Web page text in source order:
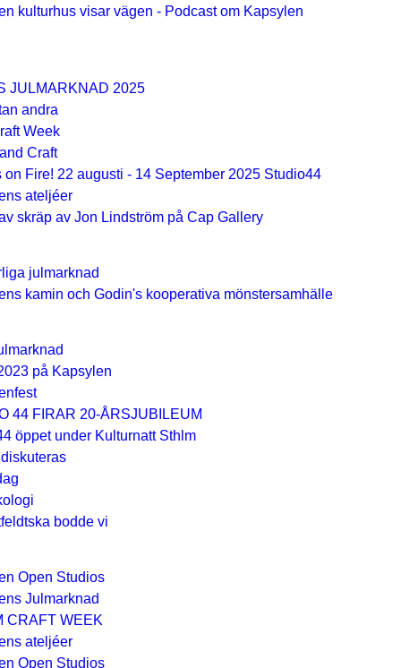
kulturhus visar vägen - Podcast om Kapsylen
JULMARKNAD 2025
andra
Week
Craft
on Fire! 22 augusti - 14 September 2025 Studio44
ateljéer
skräp av Jon Lindström på Cap Gallery
julmarknad
kamin och Godin's kooperativa mönstersamhälle
på Kapsylen
44 FIRAR 20-ÅRSJUBILEUM
öppet under Kulturnatt Sthlm
bodde vi
Open Studios
Julmarknad
CRAFT WEEK
ateljéer
Open Studios